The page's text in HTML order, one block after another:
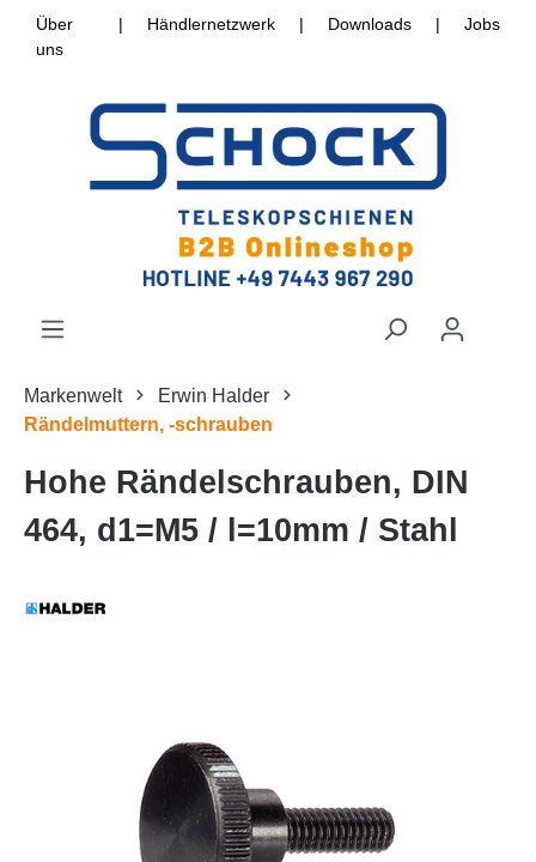
Über
uns
| Händlernetzwerk | Downloads | Jobs
Markenwelt
Erwin Halder
Rändelmuttern, -schrauben
Hohe Rändelschrauben, DIN
464, d1=M5 / l=10mm / Stahl